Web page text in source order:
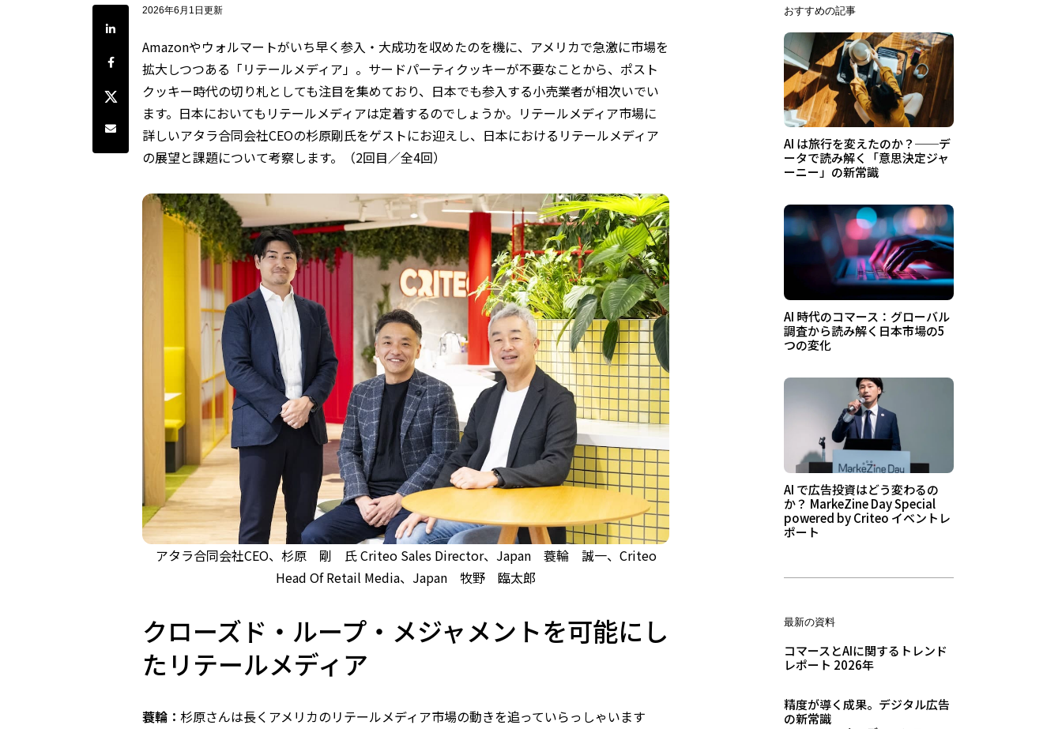
LinkedInで共有
Facebookでシェア
Twitterでシェア
Share by e-mail
2026年6月1日更新
Amazonやウォルマートがいち早く参入・大成功を収めたのを機に、アメリカで急激に市場を
拡大しつつある「リテールメディア」。サードパーティクッキーが不要なことから、ポスト
クッキー時代の切り札としても注目を集めており、日本でも参入する小売業者が相次いでい
ます。日本においてもリテールメディアは定着するのでしょうか。リテールメディア市場に
詳しいアタラ合同会社CEOの杉原剛氏をゲストにお迎えし、日本におけるリテールメディア
の展望と課題について考察します。（2回目／全4回）
アタラ合同会社CEO、杉原 剛 氏 Criteo Sales Director、Japan 蓑輪 誠一、Criteo
Head Of Retail Media、Japan 牧野 臨太郎
クローズド・ループ・メジャメントを可能にし
たリテールメディア
蓑輪：杉原さんは長くアメリカのリテールメディア市場の動きを追っていらっしゃいます
おすすめの記事
AI は旅行を変えたのか？──デ
ータで読み解く「意思決定ジャ
ーニー」の新常識
AI 時代のコマース：グローバル
調査から読み解く日本市場の5
つの変化
AI で広告投資はどう変わるの
か？ MarkeZine Day Special
powered by Criteo イベントレ
ポート
最新の資料
コマースとAIに関するトレンド
レポート 2026年
精度が導く成果。デジタル広告
の新常識